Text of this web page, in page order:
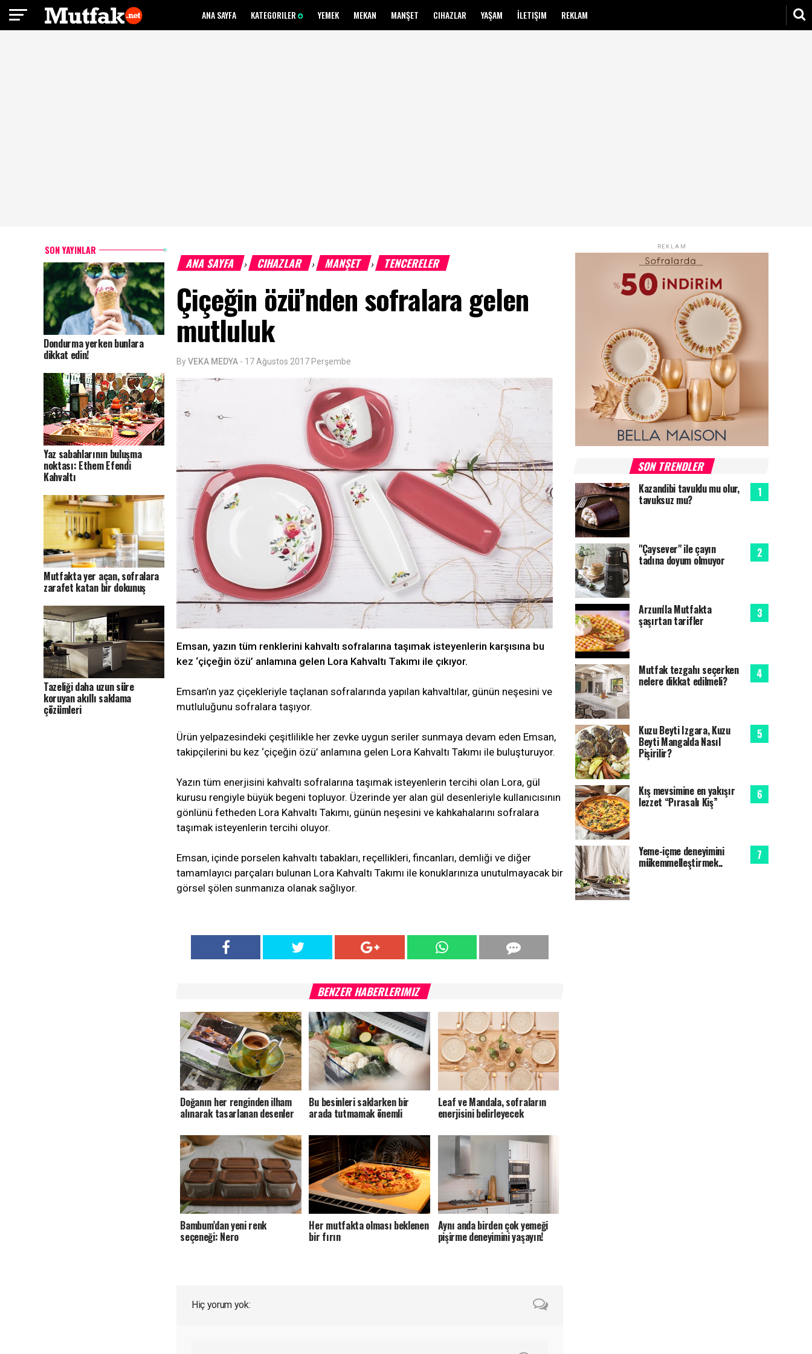
ANA SAYFA KATEGORILER YEMEK MEKAN MANŞET CIHAZLAR YAŞAM İLETIŞIM REKLAM
SON YAYINLAR
Dondurma yerken bunlara
dikkat edin!
Yaz sabahlarının buluşma
noktası: Ethem Efendi
Kahvaltı
Mutfakta yer açan, sofralara
zarafet katan bir dokunuş
Tazeliği daha uzun süre
koruyan akıllı saklama
çözümleri
ANA SAYFA › CIHAZLAR › MANŞET › TENCERELER
Çiçeğin özü’nden sofralara gelen
mutluluk
ByVEKA MEDYA - 17 Ağustos 2017 Perşembe
Emsan, yazın tüm renklerini kahvaltı sofralarına taşımak isteyenlerin karşısına bu
kez ‘çiçeğin özü’ anlamına gelen Lora Kahvaltı Takımı ile çıkıyor.
Emsan’ın yaz çiçekleriyle taçlanan sofralarında yapılan kahvaltılar, günün neşesini ve
mutluluğunu sofralara taşıyor.
Ürün yelpazesindeki çeşitlilikle her zevke uygun seriler sunmaya devam eden Emsan,
takipçilerini bu kez ‘çiçeğin özü’ anlamına gelen Lora Kahvaltı Takımı ile buluşturuyor.
Yazın tüm enerjisini kahvaltı sofralarına taşımak isteyenlerin tercihi olan Lora, gül
kurusu rengiyle büyük begeni topluyor. Üzerinde yer alan gül desenleriyle kullanıcısının
gönlünü fetheden Lora Kahvaltı Takımı, günün neşesini ve kahkahalarını sofralara
taşımak isteyenlerin tercihi oluyor.
Emsan, içinde porselen kahvaltı tabakları, reçellikleri, fincanları, demliği ve diğer
tamamlayıcı parçaları bulunan Lora Kahvaltı Takımı ile konuklarınıza unutulmayacak bir
görsel şölen sunmanıza olanak sağlıyor.
BENZER HABERLERIMIZ
Doğanın her renginden ilham
alınarak tasarlanan desenler
Bu besinleri saklarken bir
arada tutmamak önemli
Leaf ve Mandala, sofraların
enerjisini belirleyecek
Bambum’dan yeni renk
seçeneği: Nero
Her mutfakta olması beklenen
bir fırın
Aynı anda birden çok yemeği
pişirme deneyimini yaşayın!
Hiç yorum yok:
REKLAM
SON TRENDLER
Kazandibi tavuklu mu olur,
tavuksuz mu?
"Çaysever" ile çayın
tadına doyum olmuyor
Arzum'la Mutfakta
şaşırtan tarifler
Mutfak tezgahı seçerken
nelere dikkat edilmeli?
Kuzu Beyti Izgara, Kuzu
Beyti Mangalda Nasıl
Pişirilir?
Kış mevsimine en yakışır
lezzet “Pırasalı Kiş”
Yeme-içme deneyimini
mükemmelleştirmek..